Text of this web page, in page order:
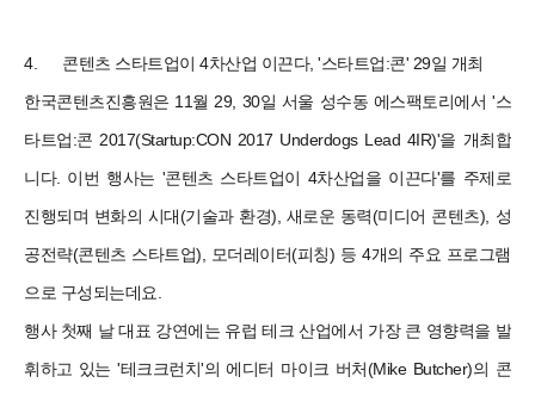
4.
콘텐츠 스타트업이 4차산업 이끈다, '스타트업:콘' 29일 개최
한국콘텐츠진흥원은 11월 29, 30일 서울 성수동 에스팩토리에서 '스
타트업:콘 2017(Startup:CON 2017 Underdogs Lead 4IR)'을 개최합
니다. 이번 행사는 '콘텐츠 스타트업이 4차산업을 이끈다'를 주제로
진행되며 변화의 시대(기술과 환경), 새로운 동력(미디어 콘텐츠), 성
공전략(콘텐츠 스타트업), 모더레이터(피칭) 등 4개의 주요 프로그램
으로 구성되는데요.
행사 첫째 날 대표 강연에는 유럽 테크 산업에서 가장 큰 영향력을 발
휘하고 있는 '테크크런치'의 에디터 마이크 버처(Mike Butcher)의 콘